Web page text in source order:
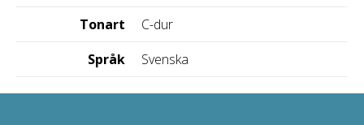
Tonart
C-dur
Språk
Svenska